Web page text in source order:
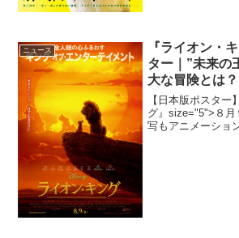
ニュース
『ライオン・
ター｜”未来の
大な冒険とは？
【日本版ポスター
グ』size="5">８月
写もアニメーショ